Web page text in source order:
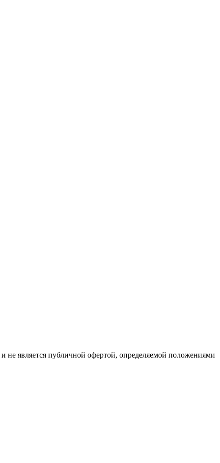
не является публичной офертой, определяемой положениями